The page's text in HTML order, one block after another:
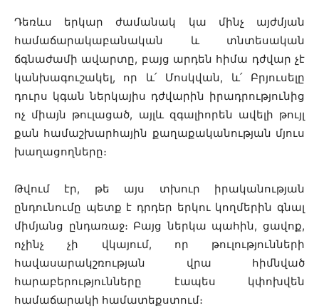
Դեռևս երկար ժամանակ կա մինչ այժմյան
համաճարակաբանական և տնտեսական
ճգնաժամի ավարտը, բայց արդեն հիմա դժվար չէ
կանխագուշակել, որ և՛ Մոսկվան, և՛ Բրյուսելը
դուրս կգան ներկայիս դժվարին իրադրությունից
ոչ միայն թուլացած, այլև զգալիորեն ավելի թույլ
քան համաշխարհային քաղաքականության մյուս
խաղացողները։
Թվում էր, թե այս տխուր իրականության
ընդունումը պետք է դրդեր երկու կողմերին գնալ
միմյանց ընդառաջ։ Բայց ներկա պահին, ցավոք,
ոչինչ չի վկայում, որ թուլությունների
հավասարակշռության վրա հիմնված
հարաբերությունները էապես կփոխվեն
համաճարակի համատեքստում։